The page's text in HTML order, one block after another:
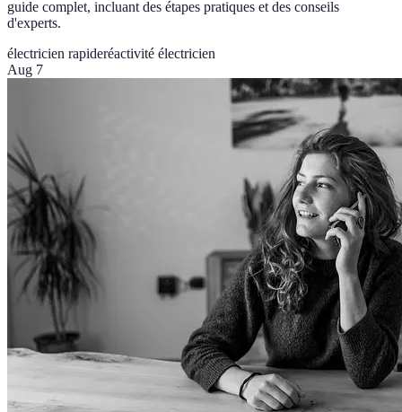
guide complet, incluant des étapes pratiques et des conseils
d'experts.
électricien rapideréactivité électricien
Aug 7